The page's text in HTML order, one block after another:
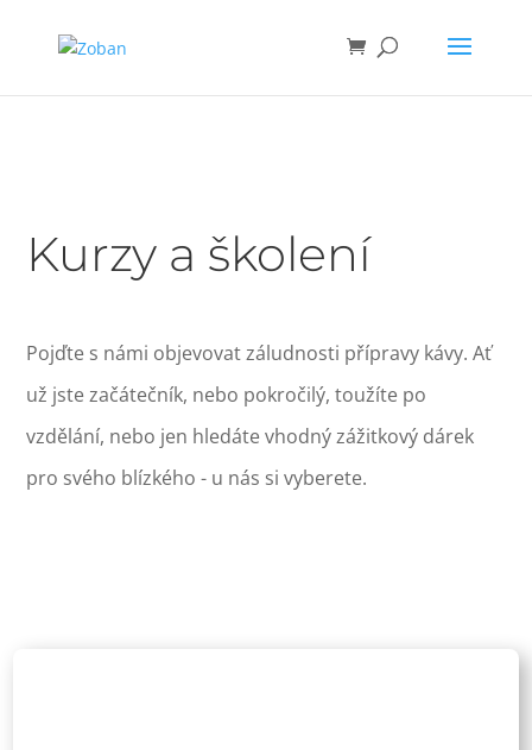
Kurzy a školení
Pojďte s námi objevovat záludnosti přípravy kávy. Ať
už jste začátečník, nebo pokročilý, toužíte po
vzdělání, nebo jen hledáte vhodný zážitkový dárek
pro svého blízkého - u nás si vyberete.